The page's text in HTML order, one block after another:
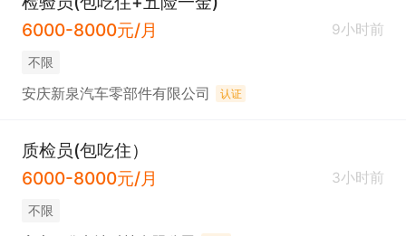
6000-8000元/月
9小时前
不限
安庆新泉汽车零部件有限公司 认证
质检员(包吃住）
6000-8000元/月
3小时前
不限